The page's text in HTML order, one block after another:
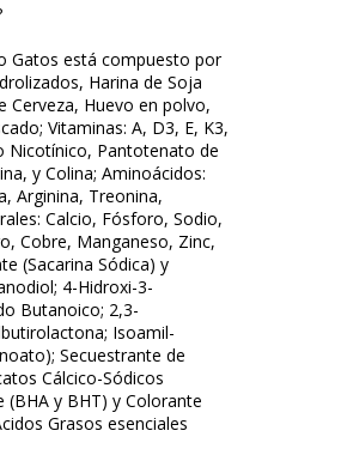
Gatos está compuesto por
Harina de Soja
Cerveza, Huevo en polvo,
Vitaminas: A, D3, E, K3,
Nicotínico, Pantotenato de
y Colina; Aminoácidos:
Arginina, Treonina,
Calcio, Fósforo, Sodio,
Cobre, Manganeso, Zinc,
(Sacarina Sódica) y
4-Hidroxi-3-
Butanoico; 2,3-
Isoamil-
Secuestrante de
Cálcico-Sódicos
y BHT) y Colorante
Grasos esenciales